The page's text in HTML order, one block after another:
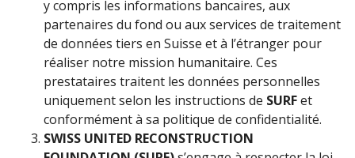
y compris les informations bancaires, aux
partenaires du fond ou aux services de traitement
de données tiers en Suisse et à l’étranger pour
réaliser notre mission humanitaire. Ces
prestataires traitent les données personnelles
uniquement selon les instructions de SURFet
conformément à sa politique de confidentialité.
SWISS UNITED RECONSTRUCTION